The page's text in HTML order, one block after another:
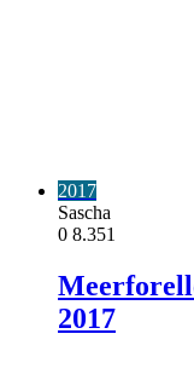
2017
Sascha
0 8.351
2017